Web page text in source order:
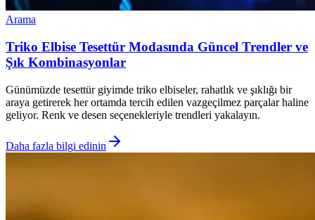
Arama
Triko Elbise Tesettür Modasında Güncel Trendler ve
Şık Kombinasyonlar
Günümüzde tesettür giyimde triko elbiseler, rahatlık ve şıklığı bir
araya getirerek her ortamda tercih edilen vazgeçilmez parçalar haline
geliyor. Renk ve desen seçenekleriyle trendleri yakalayın.
Daha fazla bilgi edinin